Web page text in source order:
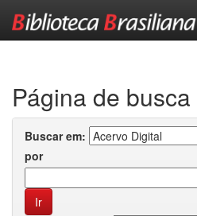
Página de busca
Buscar em:
por